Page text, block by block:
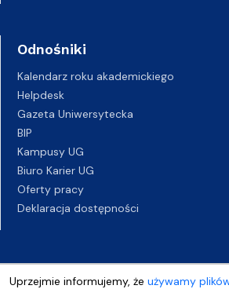
Uprzejmie informujemy, że używamy
Odnośniki
Kalendarz roku akademickiego
Helpdesk
Gazeta Uniwersytecka
BIP
Kampusy UG
Biuro Karier UG
Oferty pracy
Deklaracja dostępności